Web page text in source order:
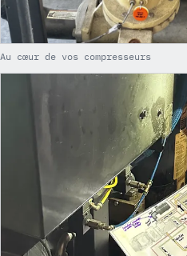
Au cœur de vos compresseurs